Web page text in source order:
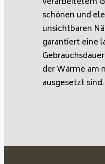
schönen und
unsichtbaren
garantiert eine
der Wärme am
ausgesetzt sind.